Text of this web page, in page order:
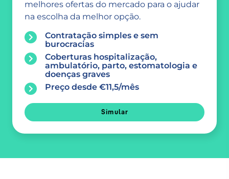
melhores ofertas do mercado para o ajudar
na escolha da melhor opção.
Contratação simples e sem
burocracias
Coberturas hospitalização,
ambulatório, parto, estomatologia e
doenças graves
Preço desde €11,5/mês
Simular